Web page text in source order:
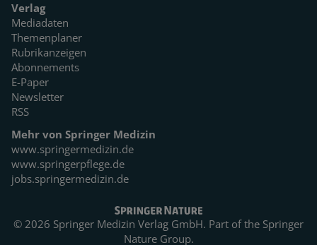
Verlag
Mediadaten
Themenplaner
Rubrikanzeigen
Abonnements
E-Paper
Newsletter
RSS
Mehr von Springer Medizin
www.springermedizin.de
www.springerpflege.de
jobs.springermedizin.de
© 2026 Springer Medizin Verlag GmbH. Part of the Springer
Nature Group.